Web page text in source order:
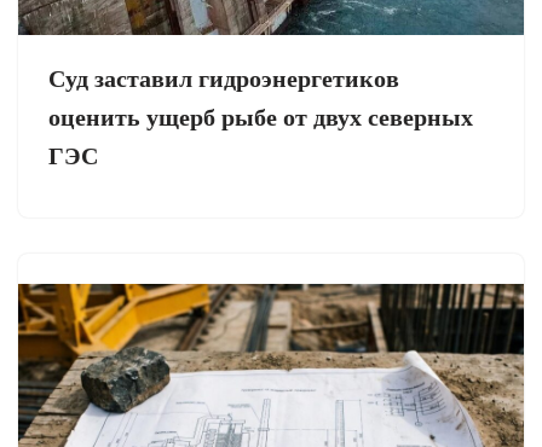
Суд заставил гидроэнергетиков
оценить ущерб рыбе от двух северных
ГЭС